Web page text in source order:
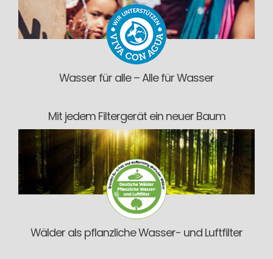
Wasser für alle – Alle für Wasser
Mit jedem Filtergerät ein neuer Baum
Wälder als pflanzliche Wasser- und Luftfilter